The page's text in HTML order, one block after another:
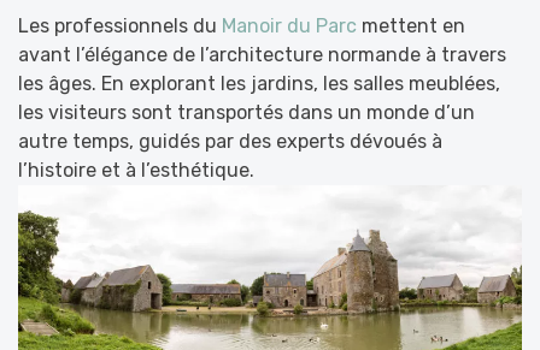
Les professionnels du Manoir du Parc mettent en
avant l’élégance de l’architecture normande à travers
les âges. En explorant les jardins, les salles meublées,
les visiteurs sont transportés dans un monde d’un
autre temps, guidés par des experts dévoués à
l’histoire et à l’esthétique.